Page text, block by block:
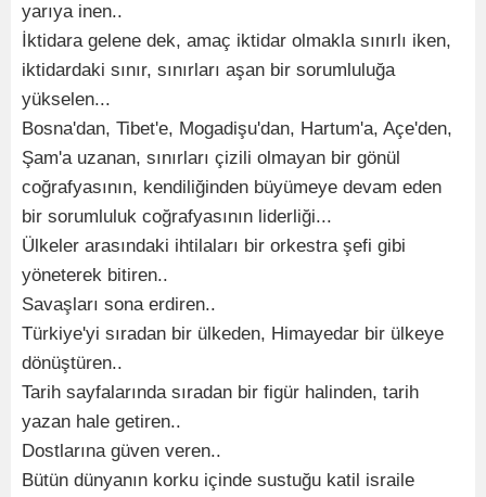
yarıya inen..
İktidara gelene dek, amaç iktidar olmakla sınırlı iken,
iktidardaki sınır, sınırları aşan bir sorumluluğa
yükselen...
Bosna'dan, Tibet'e, Mogadişu'dan, Hartum'a, Açe'den,
Şam'a uzanan, sınırları çizili olmayan bir gönül
coğrafyasının, kendiliğinden büyümeye devam eden
bir sorumluluk coğrafyasının liderliği...
Ülkeler arasındaki ihtilaları bir orkestra şefi gibi
yöneterek bitiren..
Savaşları sona erdiren..
Türkiye'yi sıradan bir ülkeden, Himayedar bir ülkeye
dönüştüren..
Tarih sayfalarında sıradan bir figür halinden, tarih
yazan hale getiren..
Dostlarına güven veren..
Bütün dünyanın korku içinde sustuğu katil israile